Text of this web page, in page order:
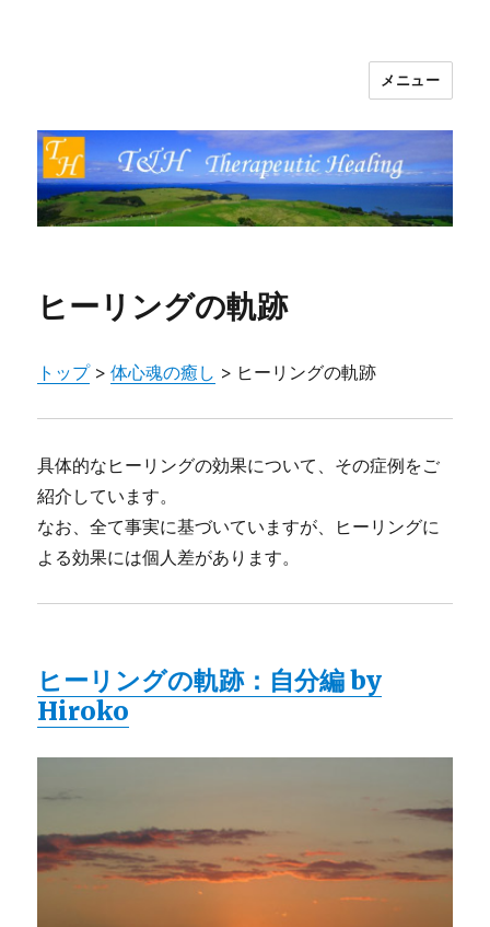
T&H Therapeutic Healing
メニュー
ヒーリングの軌跡
トップ>体心魂の癒し > ヒーリングの軌跡
具体的なヒーリングの効果について、その症例をご
紹介しています。
なお、全て事実に基づいていますが、ヒーリングに
よる効果には個人差があります。
ヒーリングの軌跡：自分編 by
Hiroko